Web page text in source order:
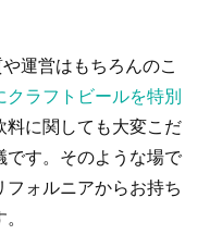
運営はもちろんのこ
ラフトビールを特別
料に関しても大変こだ
です。そのような場で
ォルニアからお持ち